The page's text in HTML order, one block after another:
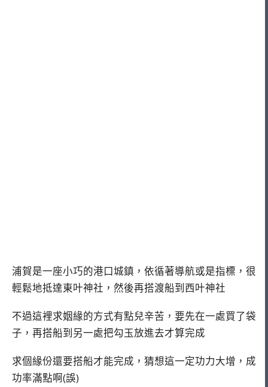
浦賀是一座小巧的港口城鎮，依循著導航或是指標，很
輕鬆地抵達東叶神社，然後再搭渡船到西叶神社
不過這裡求姻緣的方式有點兒辛苦，要先在一處買了袋
子，再搭船到另一處把勾玉放進去才算完成
求個緣份還要搭船才能完成，猜想這一定功力大增，成
功率滿點啊(誤)